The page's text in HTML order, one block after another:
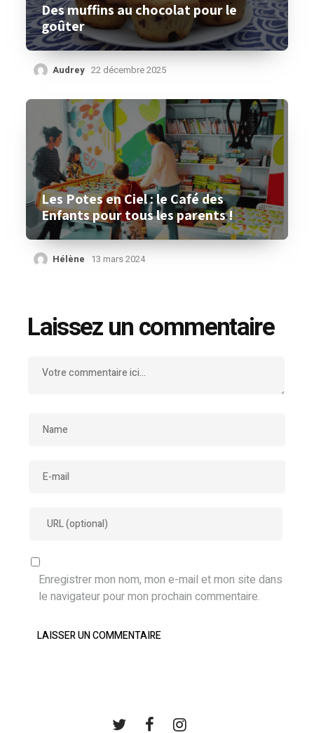
Des muffins au chocolat pour le
goûter
Audrey 22 décembre 2025
Les Potes en Ciel : le Café des
Enfants pour tous les parents !
Hélène 13 mars 2024
Laissez un commentaire
Enregistrer mon nom, mon e-mail et mon site dans
le navigateur pour mon prochain commentaire.